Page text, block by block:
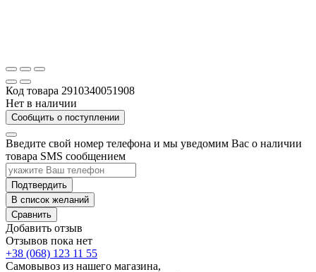
Код товара 2910340051908
Нет в наличии
Сообщить о поступлении
Введите свой номер телефона и мы уведомим Вас о наличии
товара SMS сообщением
Подтвердить
В список желаний
Сравнить
Добавить отзыв
Отзывов пока нет
+38 (068) 123 11 55
Самовывоз из нашего магазина,